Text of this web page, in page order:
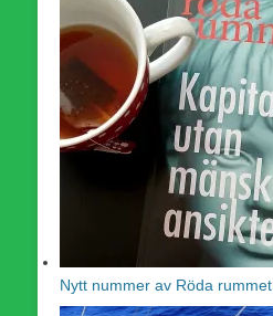
Nytt nummer av Röda rummet